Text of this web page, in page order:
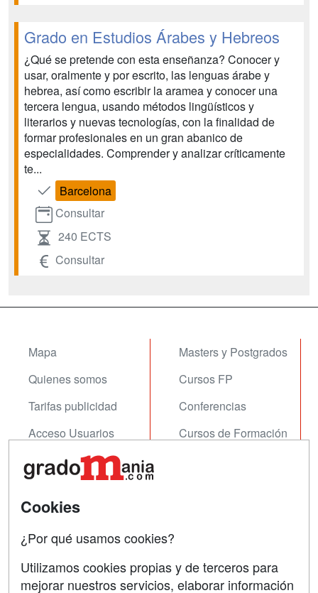
Grado en Estudios Árabes y Hebreos
¿Qué se pretende con esta enseñanza? Conocer y
usar, oralmente y por escrito, las lenguas árabe y
hebrea, así como escribir la aramea y conocer una
tercera lengua, usando métodos lingüísticos y
literarios y nuevas tecnologías, con la finalidad de
formar profesionales en un gran abanico de
especialidades. Comprender y analizar críticamente
te...
Barcelona
Consultar
240 ECTS
Consultar
Mapa
Quienes somos
Tarifas publicidad
Acceso Usuarios
Acceso Centros
Masters y Postgrados
Cursos FP
Conferencias
Cursos de Formación
Contactar
Copyleft
Cookies
¿Por qué usamos cookies?
Utilizamos cookies propias y de terceros para
mejorar nuestros servicios, elaborar información